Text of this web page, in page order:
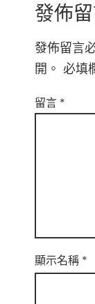
發佈
發佈留言
開。 必填
留言 *
顯示名稱 *